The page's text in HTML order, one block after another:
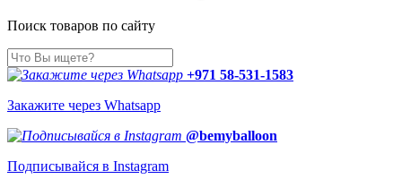
Поиск товаров по сайту
+971 58-531-1583
Закажите через Whatsapp
@bemyballoon
Подписывайся в Instagram